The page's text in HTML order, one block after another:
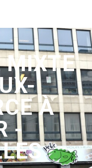
MIXTE
À
-